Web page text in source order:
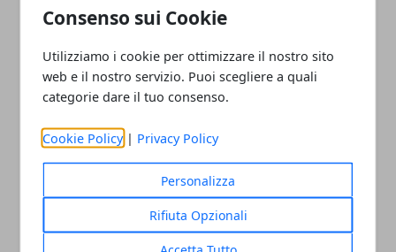
Consenso sui Cookie
Utilizziamo i cookie per ottimizzare il nostro sito
web e il nostro servizio. Puoi scegliere a quali
categorie dare il tuo consenso.
Cookie Policy | Privacy Policy
Personalizza
Rifiuta Opzionali
07/03/2019
Antonio Pompeo dopo visita Zingaretti,
'Ripartire dai temi concreti'